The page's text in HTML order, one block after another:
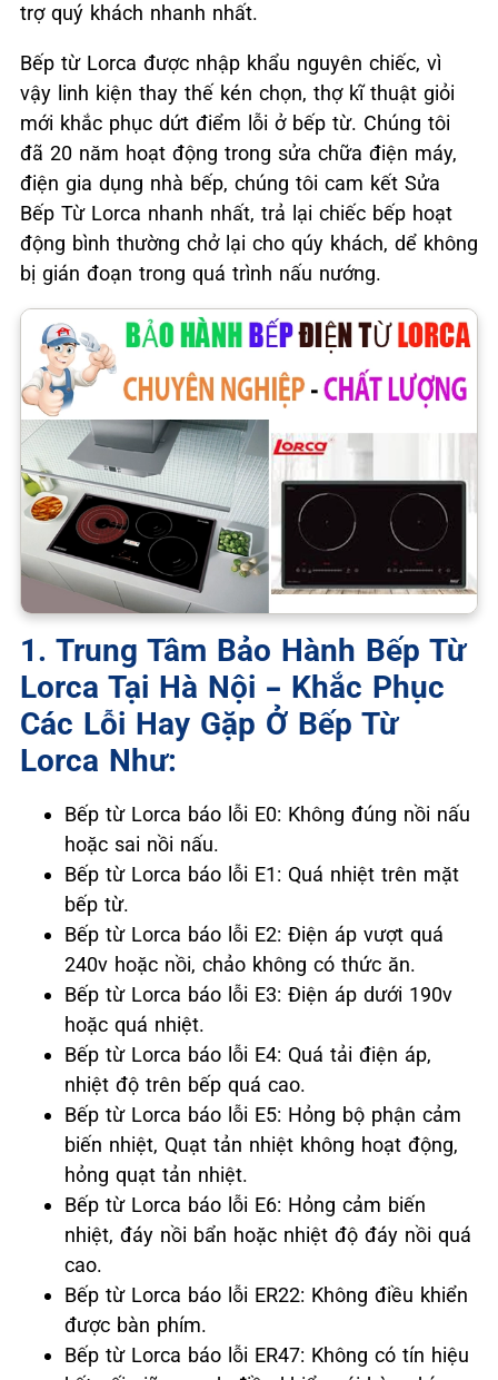
trợ quý khách nhanh nhất.
Bếp từ Lorca được nhập khẩu nguyên chiếc, vì
vậy linh kiện thay thế kén chọn, thợ kĩ thuật giỏi
mới khắc phục dứt điểm lỗi ở bếp từ. Chúng tôi
đã 20 năm hoạt động trong sửa chữa điện máy,
điện gia dụng nhà bếp, chúng tôi cam kết Sửa
Bếp Từ Lorca nhanh nhất, trả lại chiếc bếp hoạt
động bình thường chở lại cho qúy khách, dể không
bị gián đoạn trong quá trình nấu nướng.
1. Trung Tâm Bảo Hành Bếp Từ
Lorca Tại Hà Nội – Khắc Phục
Các Lỗi Hay Gặp Ở Bếp Từ
Lorca Như:
Bếp từ Lorca báo lỗi E0: Không đúng nồi nấu
hoặc sai nồi nấu.
Bếp từ Lorca báo lỗi E1: Quá nhiệt trên mặt
bếp từ.
Bếp từ Lorca báo lỗi E2: Điện áp vượt quá
240v hoặc nồi, chảo không có thức ăn.
Bếp từ Lorca báo lỗi E3: Điện áp dưới 190v
hoặc quá nhiệt.
Bếp từ Lorca báo lỗi E4: Quá tải điện áp,
nhiệt độ trên bếp quá cao.
Bếp từ Lorca báo lỗi E5: Hỏng bộ phận cảm
biến nhiệt, Quạt tản nhiệt không hoạt động,
hỏng quạt tản nhiệt.
Bếp từ Lorca báo lỗi E6: Hỏng cảm biến
nhiệt, đáy nồi bẩn hoặc nhiệt độ đáy nồi quá
cao.
Bếp từ Lorca báo lỗi ER22: Không điều khiển
được bàn phím.
Bếp từ Lorca báo lỗi ER47: Không có tín hiệu